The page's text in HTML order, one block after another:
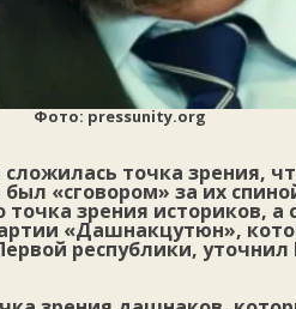
Фото: pressunity.org
точка зрения,
«сговором» за их
зрения историков, а
«Дашнакцутюн»,
республики,